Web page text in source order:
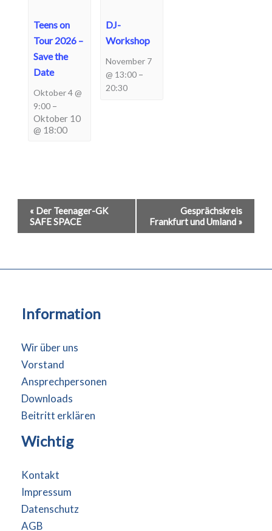
Teens on
Tour 2026 –
Save the
Date
Oktober 4 @
9:00 –
Oktober 10
@ 18:00
DJ-
Workshop
November 7
@ 13:00–
20:30
Veranstaltung-
Navigation
« Der Teenager-GK
SAFE SPACE
Gesprächskreis
Frankfurt und Umland »
Information
Wir über uns
Vorstand
Ansprechpersonen
Downloads
Beitritt erklären
Wichtig
Kontakt
Impressum
Datenschutz
AGB